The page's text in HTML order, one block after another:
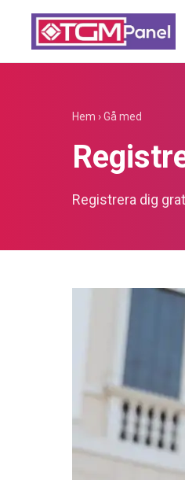
Hem ›Gå med
Registrera dig